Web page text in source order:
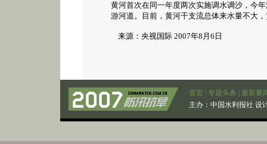
黄河首次在同一年度两次实施调水调沙，今
游河道。目前，黄河干支流总体来水量不大
来源：央视国际 2007年8月6日
首页 专题头条
最新要
主办： 中国水利报社 设